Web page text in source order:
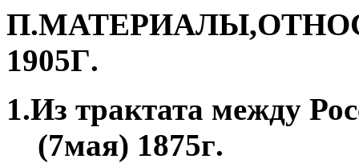
П.МАТЕРИАЛЫ,
1905Г.
1.Из трактата между
(7мая) 1875г.